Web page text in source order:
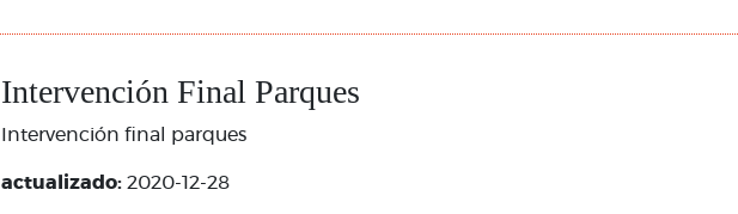
Intervención Final Parques
Intervención final parques
actualizado: 2020-12-28